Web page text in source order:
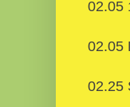
02.05
02.05
02.25